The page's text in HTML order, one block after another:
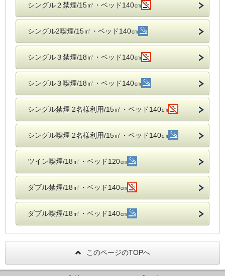
シングル２禁煙/15㎡・ベッド140㎝
シングル2喫煙/15㎡・ベッド140㎝
シングル３禁煙/18㎡・ベッド140㎝
シングル３喫煙/18㎡・ベッド140㎝
シングル禁煙 2名様利用/15㎡・ベッド140㎝
シングル喫煙 2名様利用/15㎡・ベッド140㎝
ツイン喫煙/18㎡・ベッド120㎝
ダブル禁煙/18㎡・ベッド140㎝
ダブル喫煙/18㎡・ベッド140㎝
このページのTOPへ